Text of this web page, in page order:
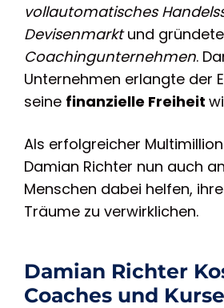
vollautomatisches
Devisenmarktund
Coachingunternehmen.
Unternehmen erlangte der
seine finanzielle Freiheit
Als erfolgreicher
Damian Richter nun auch
Menschen dabei helfen,
Träume zu verwirklichen.
Damian Richter
Coaches und Kurse